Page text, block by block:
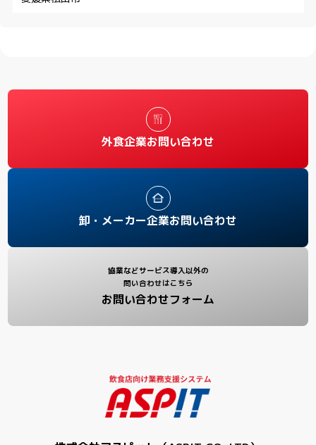
外食企業お問い合わせ
卸・メーカー企業お問い合わせ
協業などサービス導入以外の
問い合わせはこちら
お問い合わせフォーム